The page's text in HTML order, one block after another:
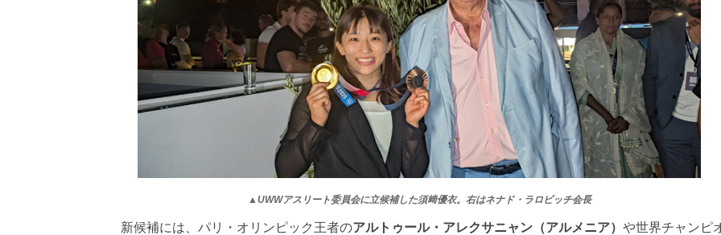
▲UWWアスリート委員会に立候補した須﨑優衣。右はネナド・ラロビッチ会長
新候補には、パリ・オリンピック王者のアルトゥール・アレクサニャン（アルメニア）や世界チャンピ